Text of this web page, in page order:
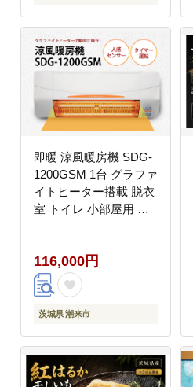
即暖 涼風暖房機 SDG-
1200GSM 1台 グラファ
イトヒーター搭載 脱衣
室 トイレ 小部屋用 人
策 日本製 高須産業製
茨城県 潮来市 (A41-
001)
116,000円
茨城県 潮来市